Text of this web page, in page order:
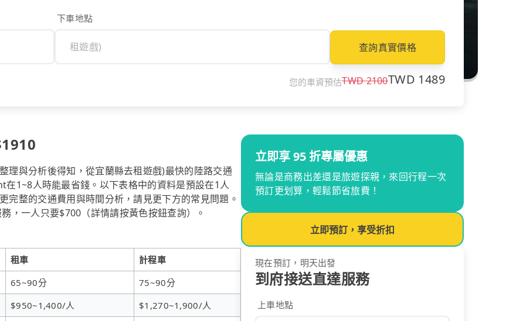
下車地點
查詢真實價格
您的車資預估TWD2100TWD 1489
理與分析後得知，從宜蘭縣去租遊戲)最快的陸路交通
1~8人時能最省錢。以下表格中的資料是預設在1人
完整的交通費用與時間分析，請見更下方的常見問題。
，一人只要$700（詳情請按黃色按鈕查詢）。
租車
計程車
65~90分
75~90分
$950~1,400/人
$1,270~1,900/人
立即享 95 折專屬優惠
無論是商務出差還是旅遊探親，來回行程一次
預訂更划算，輕鬆節省旅費！
立即預訂，享受折扣
現在預訂，明天出發
到府接送直達服務
上車地點